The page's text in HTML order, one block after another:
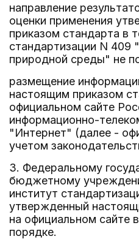
направление
оценки применения
приказом стандарта в
стандартизации N
природной среды" не
размещение
настоящим приказом
официальном сайте
информационно-
"Интернет" (далее -
учетом
3. Федеральному
бюджетному
институт
утвержденный
на официальном сайте
порядке.